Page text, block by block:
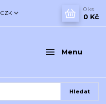
Menu
CZK
Hledat
0 ks
0 Kč